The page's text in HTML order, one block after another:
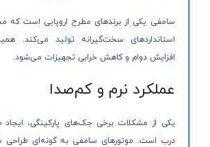
سامفی یکی از برندهای مطرح اروپایی است که
استانداردهای سخت‌گیرانه تولید می‌کند.
افزایش دوام و کاهش خرابی تجهیزات می‌شود.
عملکرد نرم و کم‌صدا
یکی از مشکلات برخی جک‌های پارکینگی،
درب است. موتورهای سامفی به گونه‌ای طراحی